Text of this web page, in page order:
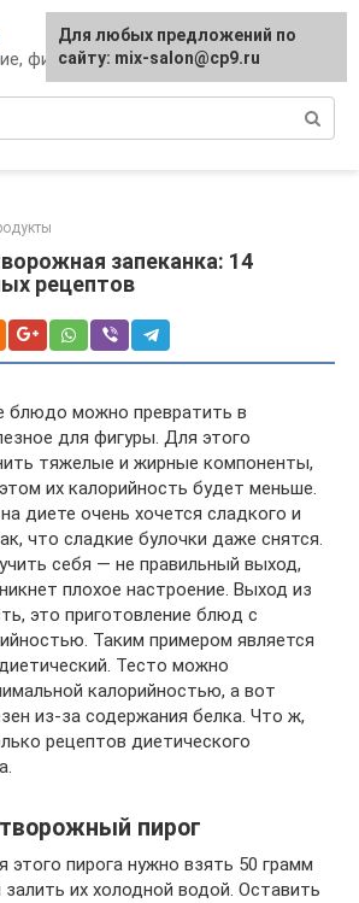
фитнес, образ жизни
запеканка: 14
рецептов
блюдо можно превратить в
для фигуры. Для этого
тяжелые и жирные компоненты,
их калорийность будет меньше.
диете очень хочется сладкого и
что сладкие булочки даже снятся.
себя — не правильный выход,
плохое настроение. Выход из
это приготовление блюд с
Таким примером является
Тесто можно
калорийностью, а вот
из-за содержания белка. Что ж,
рецептов диетического
пирог
этого пирога нужно взять 50 грамм
их холодной водой. Оставить
Для любых предложений по
сайту: mix-salon@cp9.ru